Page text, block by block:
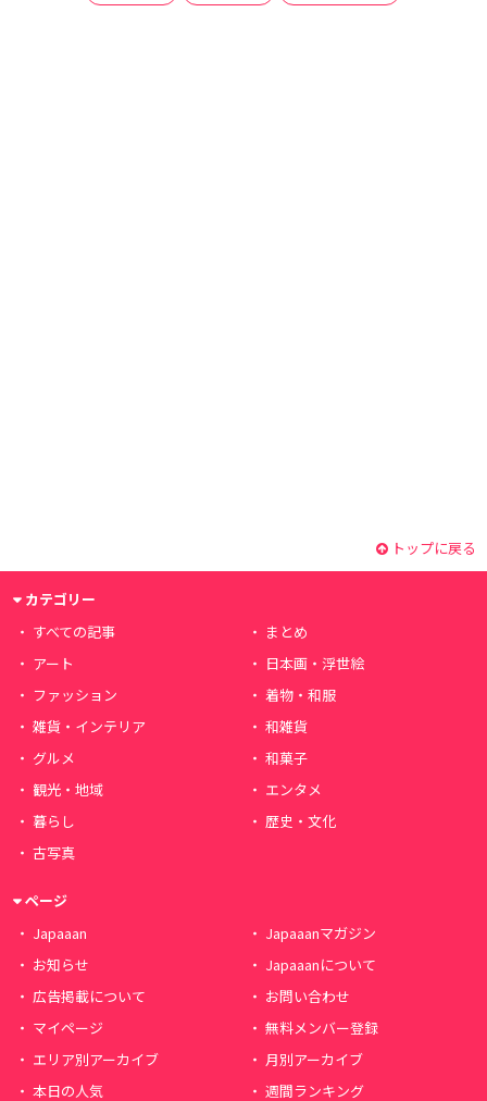
トップに戻る
カテゴリー
すべての記事
まとめ
アート
日本画・浮世絵
ファッション
着物・和服
雑貨・インテリア
和雑貨
グルメ
和菓子
観光・地域
エンタメ
暮らし
歴史・文化
古写真
ページ
Japaaan
Japaaanマガジン
お知らせ
Japaaanについて
広告掲載について
お問い合わせ
マイページ
無料メンバー登録
エリア別アーカイブ
月別アーカイブ
本日の人気
週間ランキング